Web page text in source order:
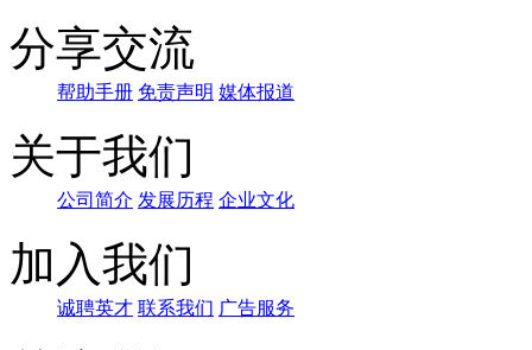
分享交流
帮助手册 免责声明 媒体报道
关于我们
公司简介 发展历程 企业文化
加入我们
诚聘英才 联系我们 广告服务